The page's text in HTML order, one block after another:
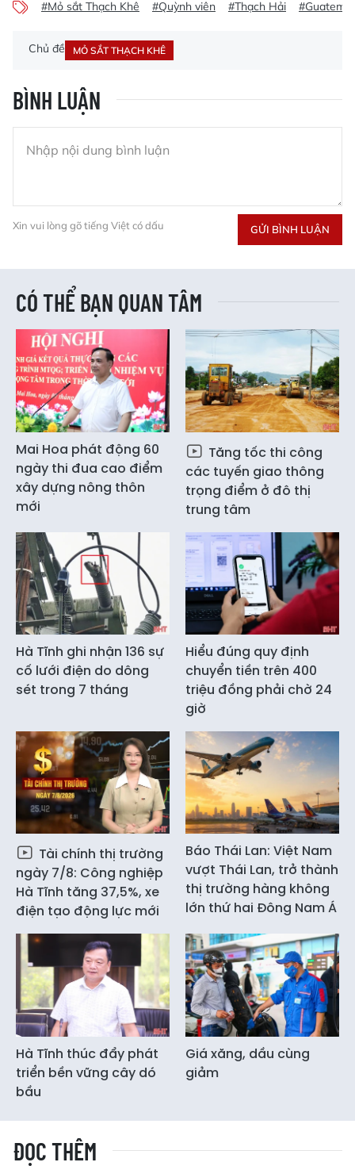
#Mỏ sắt Thạch Khê #Quỳnh viên #Thạch Hải
Chủ đề MỎ SẮT THẠCH KHÊ
BÌNH LUẬN
Xin vui lòng gõ tiếng Việt có dấu GỬI BÌNH LUẬN
CÓ THỂ BẠN QUAN TÂM
Mai Hoa phát động 60
ngày thi đua cao điểm
xây dựng nông thôn
mới
Tăng tốc thi công
các tuyến giao thông
trọng điểm ở đô thị
trung tâm
Hà Tĩnh ghi nhận 136 sự
cố lưới điện do dông
sét trong 7 tháng
Hiểu đúng quy định
chuyển tiền trên 400
triệu đồng phải chờ 24
giờ
Tài chính thị trường
ngày 7/8: Công nghiệp
Hà Tĩnh tăng 37,5%, xe
điện tạo động lực mới
Báo Thái Lan: Việt Nam
vượt Thái Lan, trở thành
thị trường hàng không
lớn thứ hai Đông Nam Á
Hà Tĩnh thúc đẩy phát
triển bền vững cây dó
bầu
Giá xăng, dầu cùng
giảm
ĐỌC THÊM